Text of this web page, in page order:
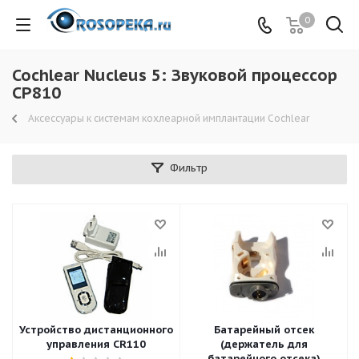
0
Cochlear Nucleus 5: Звуковой процессор
CP810
Аксессуары к системам кохлеарной имплантации Cochlear
Фильтр
Устройство дистанционного
управления CR110
Батарейный отсек
(держатель для